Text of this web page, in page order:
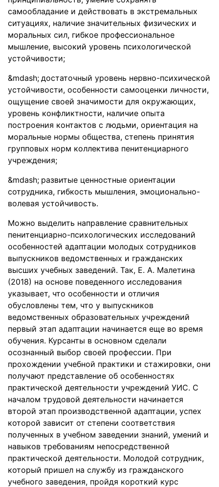
самообладание и действовать в экстремальных
ситуациях, наличие значительных физических и
моральных сил, гибкое профессиональное
мышление, высокий уровень психологической
устойчивости;
достаточный уровень нервно-психической
устойчивости, особенности самооценки личности,
ощущение своей значимости для окружающих,
уровень конфликтности, наличие опыта
построения контактов с людьми, ориентация на
моральные нормы общества, степень принятия
групповых норм коллектива пенитенциарного
учреждения;
развитые ценностные ориентации
сотрудника, гибкость мышления, эмоционально-
волевая устойчивость.
Можно выделить направление сравнительных
пенитенциарно-психологических исследований
особенностей адаптации молодых сотрудников
выпускников ведомственных и гражданских
высших учебных заведений. Так, Е. А. Малетина
(2018) на основе поведенного исследования
указывает, что особенности и отличия
обусловлены тем, что у выпускников
ведомственных образовательных учреждений
первый этап адаптации начинается еще во время
обучения. Курсанты в основном сделали
осознанный выбор своей профессии. При
прохождении учебной практики и стажировки, они
получают представление об особенностях
практической деятельности учреждений УИС. С
началом трудовой деятельности начинается
второй этап производственной адаптации, успех
которой зависит от степени соответствия
полученных в учебном заведении знаний, умений и
навыков требованиям непосредственной
практической деятельности. Молодой сотрудник,
который пришел на службу из гражданского
учебного заведения, пройдя короткий курс